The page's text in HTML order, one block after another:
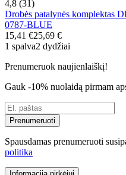
4,8 (31)
Drobės patalynės komplektas
0787-BLUE
15,41 €25,69 €
1 spalva2 dydžiai
Prenumeruok naujienlaiškį!
Gauk -10% nuolaidą pirmam
Prenumeruoti
Spausdamas prenumeruoti
politika